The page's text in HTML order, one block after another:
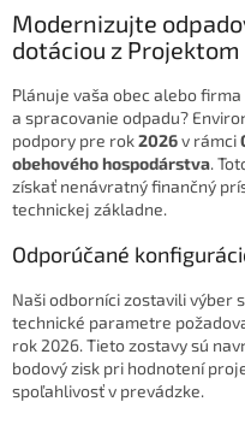
Modernizujte
dotáciou z
Plánuje vaša obec alebo
a spracovanie odpadu?
podpory pre rok2026v rámci
obehového hospodárstva.
získať nenávratný finančný
technickej základne.
Odporúčané
Naši odborníci zostavili výber
technické parametre
rok 2026. Tieto zostavy sú
bodový zisk pri hodnotení
spoľahlivosť v prevádzke.